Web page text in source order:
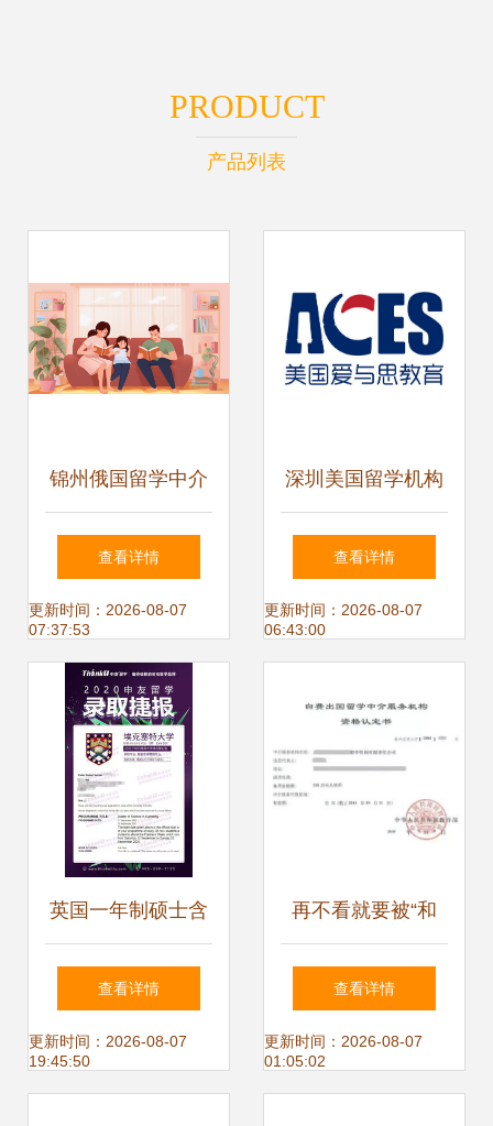
PRODUCT
产品列表
锦州俄国留学中介
公司自费出国留学
中介服务全解读
查看详情
更新时间：2026-08-07
07:37:53
深圳美国留学机构
深度解析 如何选择
靠谱的中介服务
查看详情
更新时间：2026-08-07
06:43:00
英国一年制硕士含
金量大揭秘丨广州
申友留学中介机构
查看详情
更新时间：2026-08-07
19:45:50
再不看就要被“和
谐”了！留法如何找
中介？自费出国留
查看详情
更新时间：2026-08-07
01:05:02